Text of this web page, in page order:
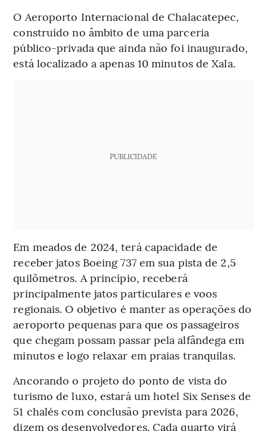
O Aeroporto Internacional de Chalacatepec,
construído no âmbito de uma parceria
público-privada que ainda não foi inaugurado,
está localizado a apenas 10 minutos de Xala.
PUBLICIDADE
Em meados de 2024, terá capacidade de
receber jatos Boeing 737 em sua pista de 2,5
quilômetros. A princípio, receberá
principalmente jatos particulares e voos
regionais. O objetivo é manter as operações do
aeroporto pequenas para que os passageiros
que chegam possam passar pela alfândega em
minutos e logo relaxar em praias tranquilas.
Ancorando o projeto do ponto de vista do
turismo de luxo, estará um hotel Six Senses de
51 chalés com conclusão prevista para 2026,
dizem os desenvolvedores. Cada quarto virá